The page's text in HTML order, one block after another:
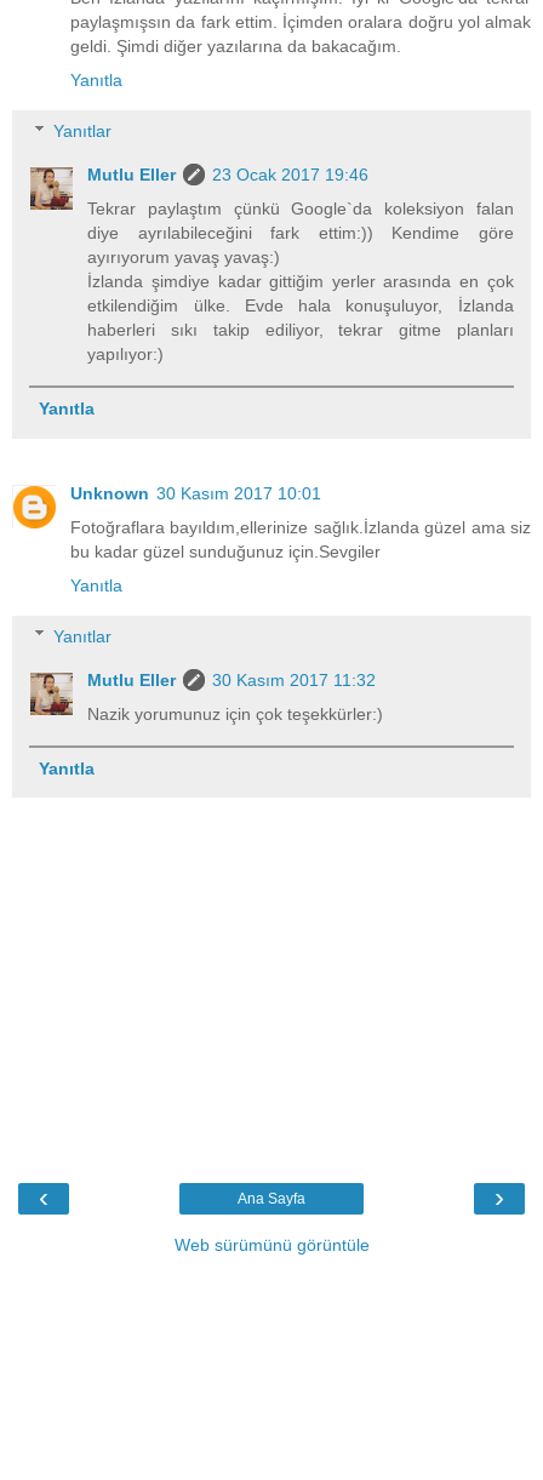
paylaşmışsın da fark ettim. İçimden oralara doğru yol almak
geldi. Şimdi diğer yazılarına da bakacağım.
Yanıtla
Yanıtlar
Mutlu Eller
23 Ocak 2017 19:46
Tekrar paylaştım çünkü Google`da koleksiyon falan
diye ayrılabileceğini fark ettim:)) Kendime göre
ayırıyorum yavaş yavaş:)
İzlanda şimdiye kadar gittiğim yerler arasında en çok
etkilendiğim ülke. Evde hala konuşuluyor, İzlanda
haberleri sıkı takip ediliyor, tekrar gitme planları
yapılıyor:)
Yanıtla
Unknown 30 Kasım 2017 10:01
Fotoğraflara bayıldım,ellerinize sağlık.İzlanda güzel ama siz
bu kadar güzel sunduğunuz için.Sevgiler
Yanıtla
Yanıtlar
Mutlu Eller
30 Kasım 2017 11:32
Nazik yorumunuz için çok teşekkürler:)
Yanıtla
‹ ›
Ana Sayfa
Web sürümünü görüntüle